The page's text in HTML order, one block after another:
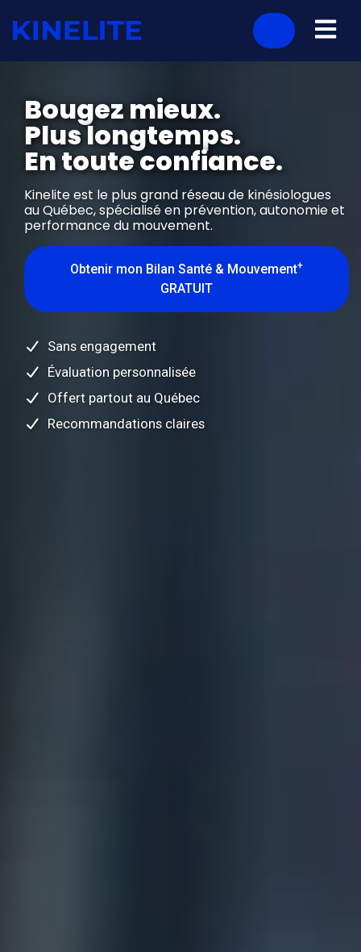
Bougez mieux.
Plus longtemps.
En toute confiance.
Kinelite est le plus grand réseau de kinésiologues
au Québec, spécialisé en prévention, autonomie et
performance du mouvement.
Obtenir mon Bilan Santé & Mouvement+
GRATUIT
Sans engagement
Évaluation personnalisée
Offert partout au Québec
Recommandations claires